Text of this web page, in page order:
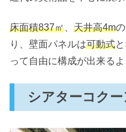
床面積837㎡ 天井高4m
り、壁面パネルは可動式
って自由に構成が出来るよ
シアターコクー